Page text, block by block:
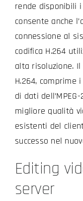
rende disponibili
consente anche
connessione al
codifica H.264
alta risoluzione.
H.264, comprime
di dati
migliore qualità
esistenti del
successo nel
Editing
server